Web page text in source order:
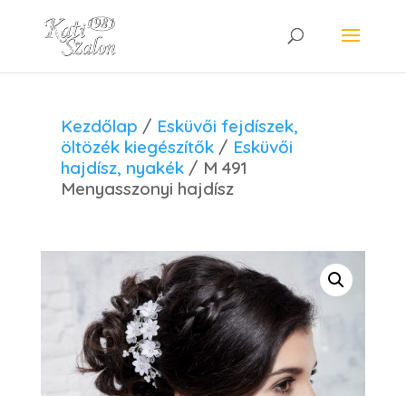
Kezdőlap / Esküvői fejdíszek,
öltözék kiegészítők / Esküvői
hajdísz, nyakék / M 491
Menyasszonyi hajdísz